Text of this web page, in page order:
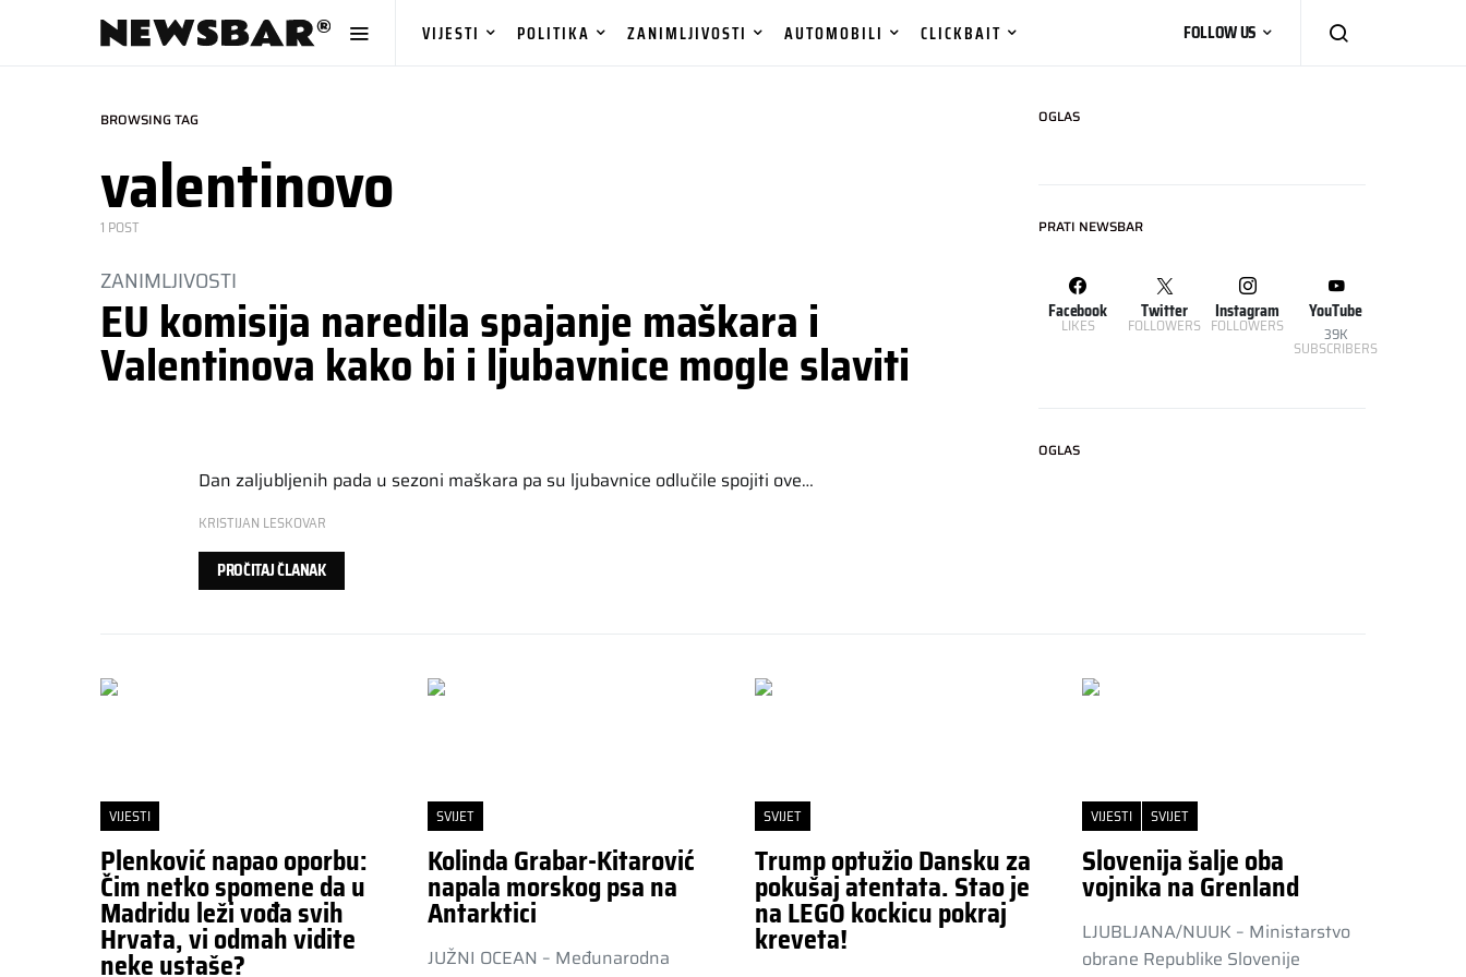
VIJESTI POLITIKA ZANIMLJIVOSTI AUTOMOBILI CLICKBAIT FOLLOW US
BROWSING TAG
valentinovo
1 POST
ZANIMLJIVOSTI
EU komisija naredila spajanje maškara i
Valentinova kako bi i ljubavnice mogle slaviti
Dan zaljubljenih pada u sezoni maškara pa su ljubavnice odlučile spojiti ove…
KRISTIJAN LESKOVAR
PROČITAJ ČLANAK
OGLAS
PRATI NEWSBAR
Facebook
LIKES
Twitter
FOLLOWERS
Instagram
FOLLOWERS
YouTube
39K
SUBSCRIBERS
OGLAS
VIJESTI
Plenković napao oporbu:
Čim netko spomene da u
Madridu leži vođa svih
Hrvata, vi odmah vidite
neke ustaše?
SVIJET
Kolinda Grabar-Kitarović
napala morskog psa na
Antarktici
JUŽNI OCEAN – Međunarodna
SVIJET
Trump optužio Dansku za
pokušaj atentata. Stao je
na LEGO kockicu pokraj
kreveta!
VIJESTI SVIJET
Slovenija šalje oba
vojnika na Grenland
LJUBLJANA/NUUK – Ministarstvo
obrane Republike Slovenije